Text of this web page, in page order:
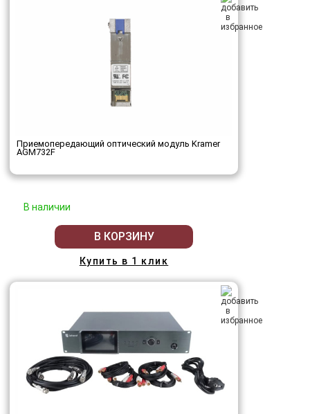
Приемопередающий оптический модуль Kramer
AGM732F
В наличии
В КОРЗИНУ
Купить в 1 клик